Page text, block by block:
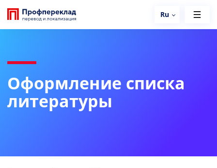
Ru
Оформление списка
литературы